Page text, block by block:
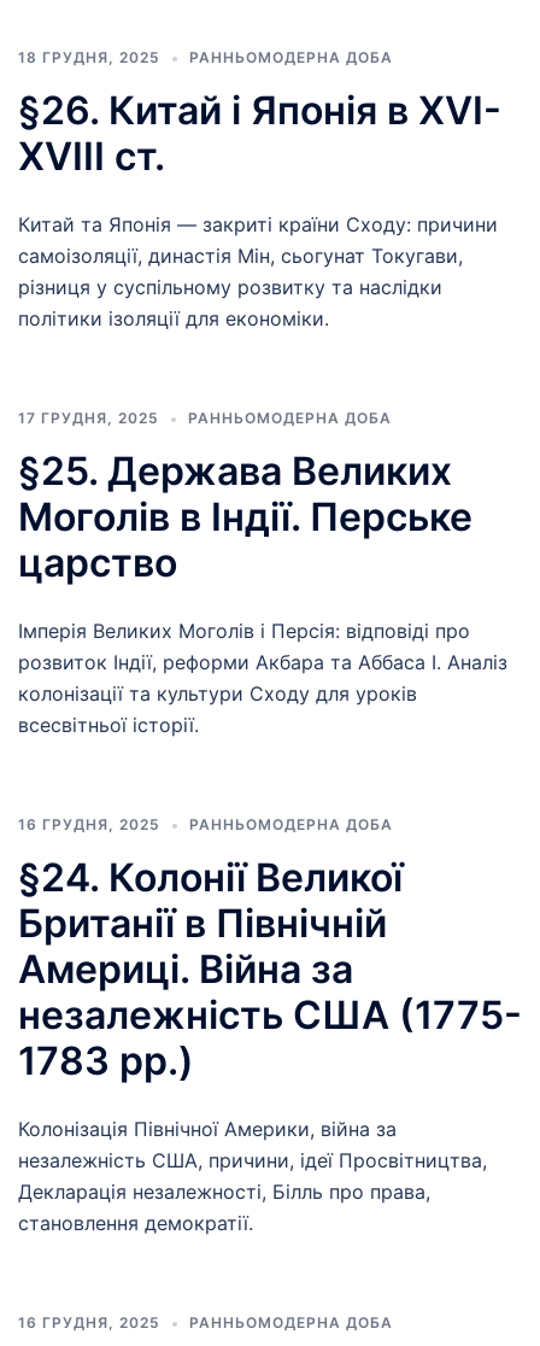
18 ГРУДНЯ, 2025 РАННЬОМОДЕРНА ДОБА
§26. Китай і Японія в XVI-
XVIII ст.
Китай та Японія — закриті країни Сходу: причини
самоізоляції, династія Мін, сьогунат Токугави,
різниця у суспільному розвитку та наслідки
політики ізоляції для економіки.
17 ГРУДНЯ, 2025 РАННЬОМОДЕРНА ДОБА
§25. Держава Великих
Моголів в Індії. Перське
царство
Імперія Великих Моголів і Персія: відповіді про
розвиток Індії, реформи Акбара та Аббаса І. Аналіз
колонізації та культури Сходу для уроків
всесвітньої історії.
16 ГРУДНЯ, 2025 РАННЬОМОДЕРНА ДОБА
§24. Колонії Великої
Британії в Північній
Америці. Війна за
незалежність США (1775-
1783 рр.)
Колонізація Північної Америки, війна за
незалежність США, причини, ідеї Просвітництва,
Декларація незалежності, Білль про права,
становлення демократії.
16 ГРУДНЯ, 2025 РАННЬОМОДЕРНА ДОБА